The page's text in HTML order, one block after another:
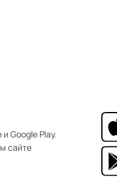
Google Play.
сайте